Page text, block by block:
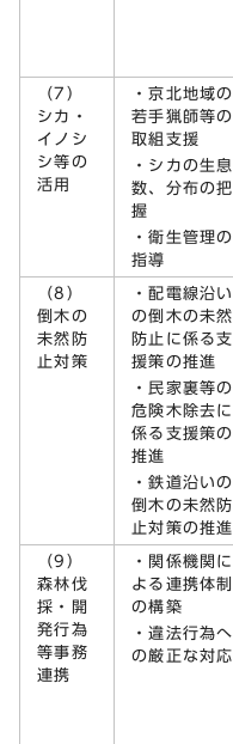
（7）
シカ・
イノシ
シ等の
活用
・京北地域の
若手猟師等の
取組支援
・シカの生息
数、分布の把
握
・衛生管理の
指導
（8）
倒木の
未然防
止対策
・配電線沿い
の倒木の未然
防止に係る支
援策の推進
・民家裏等の
危険木除去に
係る支援策の
推進
・鉄道沿いの
倒木の未然防
止対策の推進
（9）
森林伐
採・開
発行為
等事務
連携
・関係機関に
よる連携体制
の構築
・違法行為へ
の厳正な対応